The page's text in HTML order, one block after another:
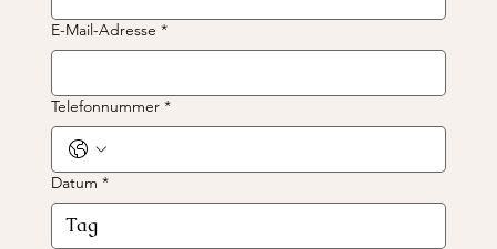
E-Mail-Adresse *
Telefonnummer *
Datum *